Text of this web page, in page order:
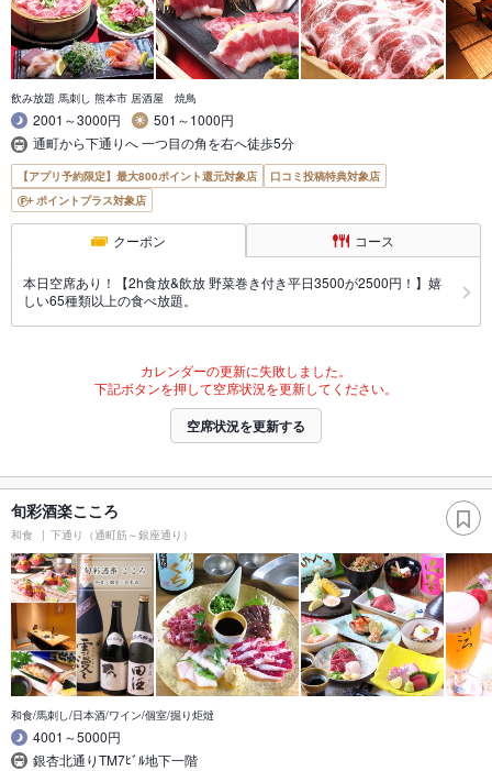
飲み放題 馬刺し 熊本市 居酒屋 焼鳥
2001～3000円
501～1000円
通町から下通りへ 一つ目の角を右へ徒歩5分
【アプリ予約限定】最大800ポイント還元対象店
口コミ投稿特典対象店
ポイントプラス対象店
クーポン コース
本日空席あり！【2h食放&飲放 野菜巻き付き平日3500が2500円！】嬉
しい65種類以上の食べ放題。
カレンダーの更新に失敗しました。
下記ボタンを押して空席状況を更新してください。
空席状況を更新する
旬彩酒楽こころ
和食 下通り（通町筋～銀座通り）
和食/馬刺し/日本酒/ワイン/個室/掘り炬燵
4001～5000円
銀杏北通りTM7ﾋﾞﾙ地下一階